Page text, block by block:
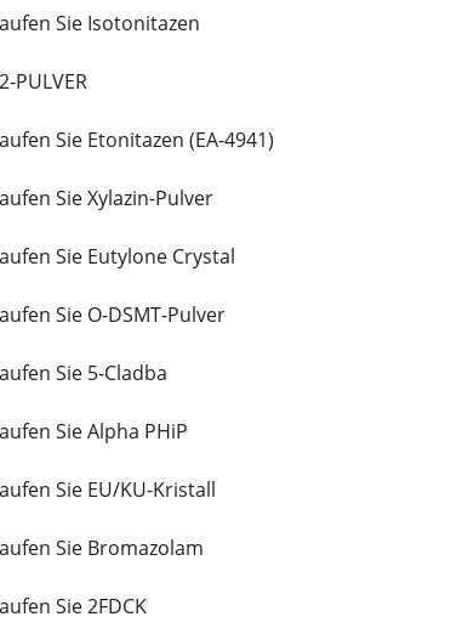
Sie Isotonitazen
PULVER
Sie Etonitazen (EA-4941)
Sie Xylazin-Pulver
Sie Eutylone Crystal
Sie O-DSMT-Pulver
Sie 5-Cladba
Sie Alpha PHiP
Sie EU/KU-Kristall
Sie Bromazolam
Sie 2FDCK